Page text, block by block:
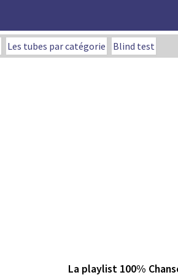
Les tubes par catégorie Blind test
La playlist 100%